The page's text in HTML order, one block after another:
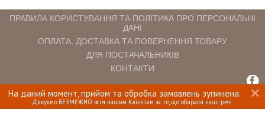
На даний момент, прийом та обробка замовлень зупинена.
Дякуємо БЕЗМЕЖНО всім нашим Клієнтам за те, що обирали наші речі.
ПРАВИЛА КОРИСТУВАННЯ ТА ПОЛІТИКА ПРО ПЕРСОНАЛЬНІ
ДАНІ
ОПЛАТА, ДОСТАВКА ТА ПОВЕРНЕННЯ ТОВАРУ
ДЛЯ ПОСТАЧАЛЬНИКІВ
КОНТАКТИ
INTERIOMANIA © 2018. ВСІ ПРАВА ЗАХИЩЕНІ.